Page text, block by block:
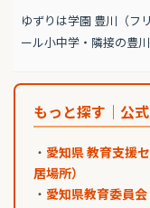
ゆずりは学園 豊川（フ
ール小中学・隣接の豊川
もっと探す｜公
・ 愛知県 教育支援
居場所）
・ 愛知県教育委員